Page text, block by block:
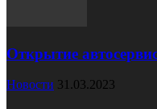
Открытие
Новости 31.03.2023